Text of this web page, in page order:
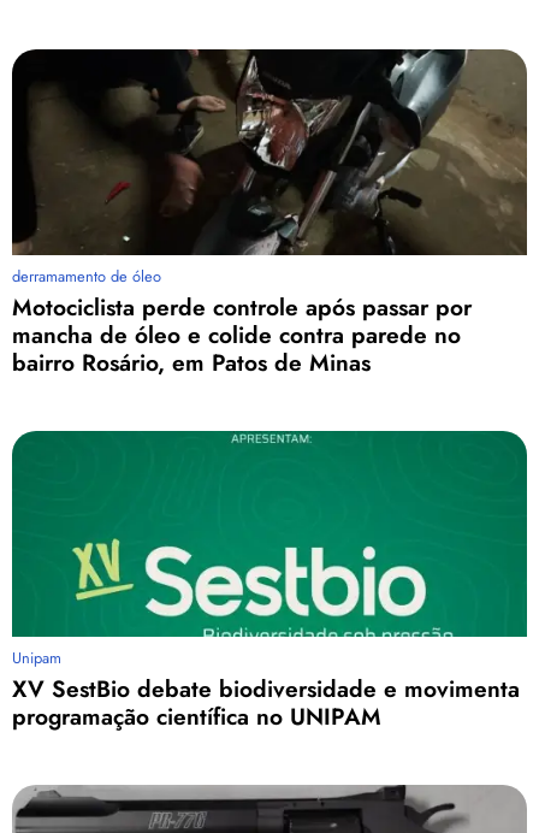
derramamento de óleo
Motociclista perde controle após passar por
mancha de óleo e colide contra parede no
bairro Rosário, em Patos de Minas
Unipam
XV SestBio debate biodiversidade e movimenta
programação científica no UNIPAM